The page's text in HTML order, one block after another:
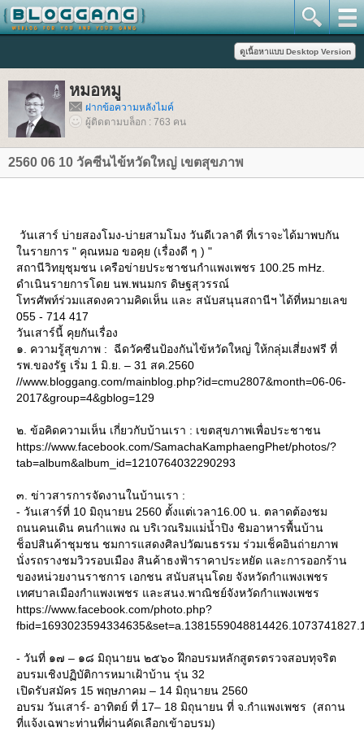
หมอหมู
ฝากข้อความหลังไมค์
ผู้ติดตามบล็อก : 763 คน
2560 06 10 วัคซีนไข้หวัดใหญ่ เขตสุขภาพ
วันเสาร์ บ่ายสองโมง-บ่ายสามโมง วันดีเวลาดี ที่เราจะได้มาพบกัน
นรายการ " คุณหมอ ขอคุย (เรื่องดี ๆ ) "
สถานีวิทยุชุมชน เครือข่ายประชาชนกำแพงเพชร 100.25 mHz.
ดำเนินรายการโดย นพ.พนมกร ดิษฐสุวรรณ์
ทรศัพท์ร่วมแสดงความคิดเห็น และ สนับสนุนสถานีฯ ได้ที่หมายเลข
055 - 714 417
วันเสาร์นี้ คุยกันเรื่อง
๑. ความรู้สุขภาพ : ฉีดวัคซีนป้องกันไข้หวัดใหญ่ ให้กลุ่มเสี่ยงฟรี ที่
รพ.ของรัฐ เริ่ม 1 มิ.ย. – 31 สค.2560
//www.bloggang.com/mainblog.php?id=cmu2807&month=06-06-
2017&group=4&gblog=129
๒. ข้อคิดความเห็น เกี่ยวกับบ้านเรา : เขตสุขภาพเพื่อประชาชน
https://www.facebook.com/SamachaKamphaengPhet/photos/?
tab=album&album_id=1210764032290293
๓. ข่าวสารการจัดงานในบ้านเรา :
- วันเสาร์ที่ 10 มิถุนายน 2560 ตั้งแต่เวลา16.00 น. ตลาดต้องชม
ถนนคนเดิน ฅนกำแพง ณ บริเวณริมแม่น้ำปิง ชิมอาหารพื้นบ้าน
ช็อปสินค้าชุมชน ชมการแสดงศิลปวัฒนธรรม ร่วมเช็คอินถ่ายภาพ
นั่งรถรางชมวิวรอบเมือง สินค้าธงฟ้าราคาประหยัด และการออกร้าน
ของหน่วยงานราชการ เอกชน สนับสนุนโดย จังหวัดกำแพงเพชร
เทศบาลเมืองกำแพงเพชร และสนง.พาณิชย์จังหวัดกำแพงเพชร
https://www.facebook.com/photo.php?
- วันที่ ๑๗ – ๑๘ มิถุนายน ๒๕๖๐ ฝึกอบรมหลักสูตรตรวจสอบทุจริต
อบรมเชิงปฏิบัติการหมาเฝ้าบ้าน รุ่น 32
เปิดรับสมัคร 15 พฤษภาคม – 14 มิถุนายน 2560
อบรม วันเสาร์- อาทิตย์ ที่ 17– 18 มิถุนายน ที่ จ.กำแพงเพชร (สถาน
ที่แจ้งเฉพาะท่านที่ผ่านคัดเลือกเข้าอบรม)